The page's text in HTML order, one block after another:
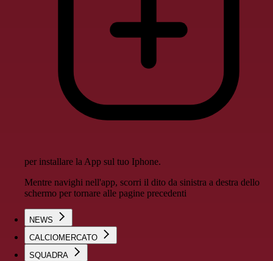
per installare la App sul tuo Iphone.
Mentre navighi nell'app, scorri il dito da sinistra a destra dello
schermo per tornare alle pagine precedenti
NEWS
CALCIOMERCATO
SQUADRA